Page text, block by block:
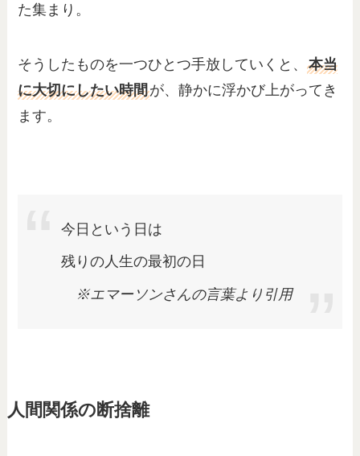
た集まり。
そうしたものを一つひとつ手放していくと、本当
に大切にしたい時間が、静かに浮かび上がってき
ます。
今日という日は
残りの人生の最初の日
※エマーソンさんの言葉より引用
人間関係の断捨離